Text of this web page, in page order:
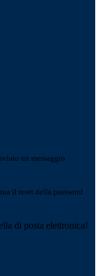
un messaggio
il reset della password
di posta elettronica!